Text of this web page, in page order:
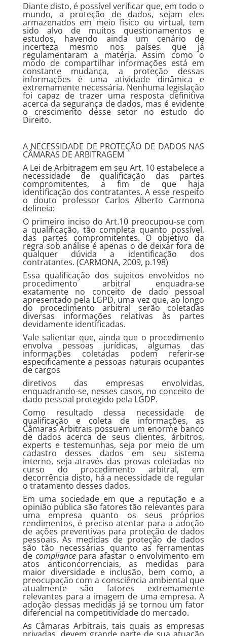
Diante disto, é possível verificar que, em todo o
mundo, a proteção de dados, sejam eles
armazenados em meio físico ou virtual, tem
sido alvo de muitos questionamentos e
estudos, havendo ainda um cenário de
incerteza mesmo nos países que já
regulamentaram a matéria. Assim como o
modo de compartilhar informações está em
constante mudança, a proteção dessas
informações é uma atividade dinâmica e
extremamente necessária. Nenhuma legislação
foi capaz de trazer uma resposta definitiva
acerca da segurança de dados, mas é evidente
o crescimento desse setor no estudo do
Direito.
A NECESSIDADE DE PROTEÇÃO DE DADOS NAS
CÂMARAS DE ARBITRAGEM
A Lei de Arbitragem em seu Art. 10 estabelece a
necessidade de qualificação das partes
compromitentes, a fim de que haja
identificação dos contratantes. A esse respeito
o douto professor Carlos Alberto Carmona
delineia:
O primeiro inciso do Art.10 preocupou-se com
a qualificação, tão completa quanto possível,
das partes compromitentes. O objetivo da
regra sob análise é apenas o de deixar fora de
qualquer dúvida a identificação dos
contratantes. (CARMONA, 2009, p.198)
Essa qualificação dos sujeitos envolvidos no
procedimento arbitral enquadra-se
exatamente no conceito de dado pessoal
apresentado pela LGPD, uma vez que, ao longo
do procedimento arbitral serão coletadas
diversas informações relativas às partes
devidamente identificadas.
Vale salientar que, ainda que o procedimento
envolva pessoas jurídicas, algumas das
informações coletadas podem referir-se
especificamente a pessoas naturais ocupantes
de cargos
diretivos das empresas envolvidas,
enquadrando-se, nesses casos, no conceito de
dado pessoal protegido pela LGDP.
Como resultado dessa necessidade de
qualificação e coleta de informações, as
Câmaras Arbitrais possuem um enorme banco
de dados acerca de seus clientes, árbitros,
experts e testemunhas, seja por meio de um
cadastro desses dados em seu sistema
interno, seja através das provas coletadas no
curso do procedimento arbitral, em
decorrência disto, há a necessidade de regular
o tratamento desses dados.
Em uma sociedade em que a reputação e a
opinião pública são fatores tão relevantes para
uma empresa quanto os seus próprios
rendimentos, é preciso atentar para a adoção
de ações preventivas para proteção de dados
pessoais. As medidas de proteção de dados
são tão necessárias quanto as ferramentas
de compliance para afastar o envolvimento em
atos anticoncorrenciais, as medidas para
maior diversidade e inclusão, bem como, a
preocupação com a consciência ambiental que
atualmente são fatores extremamente
relevantes para a imagem de uma empresa. A
adoção dessas medidas já se tornou um fator
diferencial na competitividade do mercado.
As Câmaras Arbitrais, tais quais as empresas